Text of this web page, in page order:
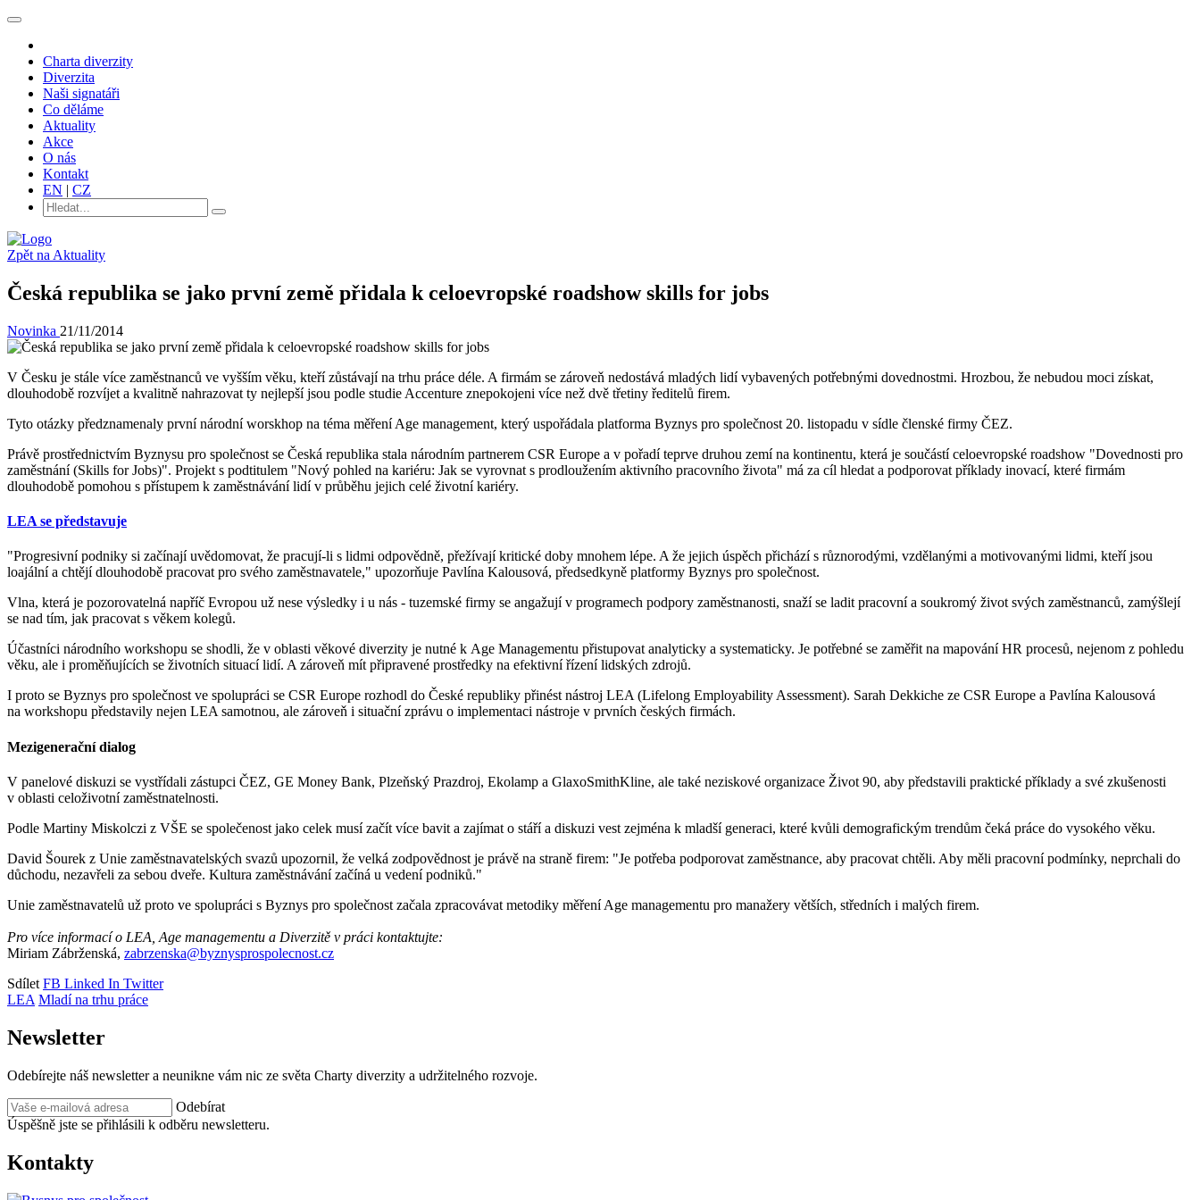
Charta diverzity
Diverzita
Naši signatáři
Co děláme
Aktuality
Akce
O nás
Kontakt
EN | CZ
Zpět na Aktuality
Česká republika se jako první země přidala k celoevropské roadshow skills for jobs
Novinka 21/11/2014
V Česku je stále více zaměstnanců ve vyšším věku, kteří zůstávají na trhu práce déle. A firmám se zároveň nedostává mladých lidí vybavených potřebnými dovednostmi. Hrozbou, že nebudou moci získat,
dlouhodobě rozvíjet a kvalitně nahrazovat ty nejlepší jsou podle studie Accenture znepokojeni více než dvě třetiny ředitelů firem.
Tyto otázky předznamenaly první národní worskhop na téma měření Age management, který uspořádala platforma Byznys pro společnost 20. listopadu v sídle členské firmy ČEZ.
Právě prostřednictvím Byznysu pro společnost se Česká republika stala národním partnerem CSR Europe a v pořadí teprve druhou zemí na kontinentu, která je součástí celoevropské roadshow "Dovednosti pro
zaměstnání (Skills for Jobs)". Projekt s podtitulem "Nový pohled na kariéru: Jak se vyrovnat s prodloužením aktivního pracovního života" má za cíl hledat a podporovat příklady inovací, které firmám
dlouhodobě pomohou s přístupem k zaměstnávání lidí v průběhu jejich celé životní kariéry.
LEA se představuje
"Progresivní podniky si začínají uvědomovat, že pracují-li s lidmi odpovědně, přežívají kritické doby mnohem lépe. A že jejich úspěch přichází s různorodými, vzdělanými a motivovanými lidmi, kteří jsou
loajální a chtějí dlouhodobě pracovat pro svého zaměstnavatele," upozorňuje Pavlína Kalousová, předsedkyně platformy Byznys pro společnost.
Vlna, která je pozorovatelná napříč Evropou už nese výsledky i u nás - tuzemské firmy se angažují v programech podpory zaměstnanosti, snaží se ladit pracovní a soukromý život svých zaměstnanců, zamýšlejí
se nad tím, jak pracovat s věkem kolegů.
Účastníci národního workshopu se shodli, že v oblasti věkové diverzity je nutné k Age Managementu přistupovat analyticky a systematicky. Je potřebné se zaměřit na mapování HR procesů, nejenom z pohledu
věku, ale i proměňujících se životních situací lidí. A zároveň mít připravené prostředky na efektivní řízení lidských zdrojů.
I proto se Byznys pro společnost ve spolupráci se CSR Europe rozhodl do České republiky přinést nástroj LEA (Lifelong Employability Assessment). Sarah Dekkiche ze CSR Europe a Pavlína Kalousová
na workshopu představily nejen LEA samotnou, ale zároveň i situační zprávu o implementaci nástroje v prvních českých firmách.
Mezigenerační dialog
V panelové diskuzi se vystřídali zástupci ČEZ, GE Money Bank, Plzeňský Prazdroj, Ekolamp a GlaxoSmithKline, ale také neziskové organizace Život 90, aby představili praktické příklady a své zkušenosti
v oblasti celoživotní zaměstnatelnosti.
Podle Martiny Miskolczi z VŠE se společenost jako celek musí začít více bavit a zajímat o stáří a diskuzi vest zejména k mladší generaci, které kvůli demografickým trendům čeká práce do vysokého věku.
David Šourek z Unie zaměstnavatelských svazů upozornil, že velká zodpovědnost je právě na straně firem: "Je potřeba podporovat zaměstnance, aby pracovat chtěli. Aby měli pracovní podmínky, neprchali do
důchodu, nezavřeli za sebou dveře. Kultura zaměstnávání začíná u vedení podniků."
Unie zaměstnavatelů už proto ve spolupráci s Byznys pro společnost začala zpracovávat metodiky měření Age managementu pro manažery větších, středních i malých firem.
Pro více informací o LEA, Age managementu a Diverzitě v práci kontaktujte:
Miriam Zábrženská, zabrzenska@byznysprospolecnost.cz
Sdílet FB Linked In Twitter
LEA Mladí na trhu práce
Newsletter
Odebírejte náš newsletter a neunikne vám nic ze světa Charty diverzity a udržitelného rozvoje.
Odebírat
Úspěšně jste se přihlásili k odběru newsletteru.
Kontakty